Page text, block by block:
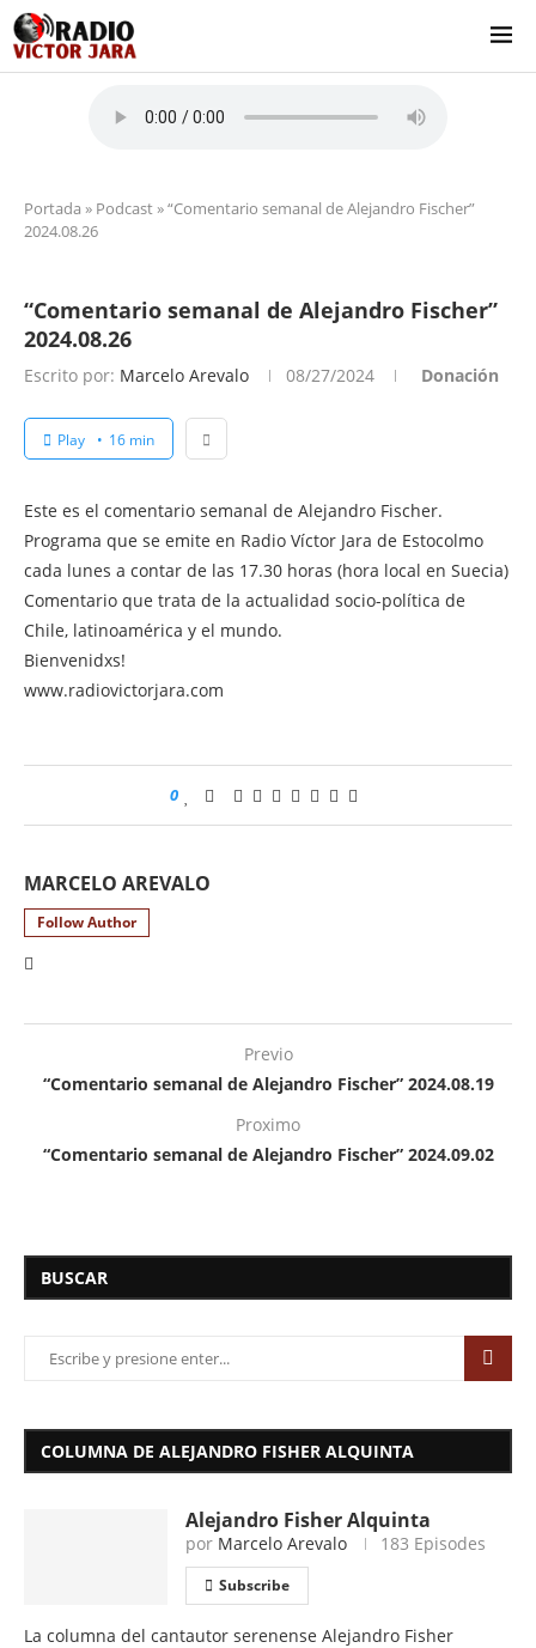
Portada » Podcast»“Comentario semanal de Alejandro Fischer”
2024.08.26
“Comentario semanal de Alejandro Fischer”
2024.08.26
Escrito por: Marcelo Arevalo 08/27/2024 Donación
Play 16 min
Este es el comentario semanal de Alejandro Fischer.
Programa que se emite en Radio Víctor Jara de Estocolmo
cada lunes a contar de las 17.30 horas (hora local en Suecia)
Comentario que trata de la actualidad socio-política de
Chile, latinoamérica y el mundo.
Bienvenidxs!
www.radiovictorjara.com
0
MARCELO AREVALO
Follow Author
Previo
“Comentario semanal de Alejandro Fischer” 2024.08.19
Proximo
“Comentario semanal de Alejandro Fischer” 2024.09.02
BUSCAR
COLUMNA DE ALEJANDRO FISHER ALQUINTA
Alejandro Fisher Alquinta
por Marcelo Arevalo 183 Episodes
Subscribe
La columna del cantautor serenense Alejandro Fisher